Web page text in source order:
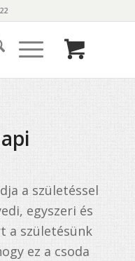
a születéssel
egyszeri és
a születésünk
ez a csoda